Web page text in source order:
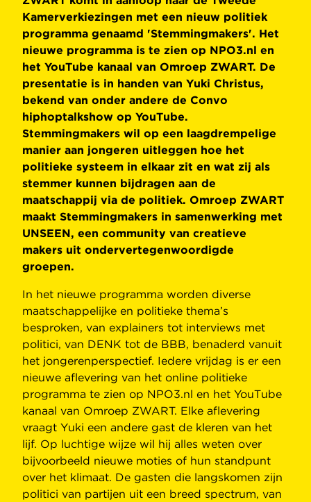
Kamerverkiezingen met een nieuw politiek
programma genaamd 'Stemmingmakers'. Het
nieuwe programma is te zien op NPO3.nl en
het YouTube kanaal van Omroep ZWART. De
presentatie is in handen van Yuki Christus,
bekend van onder andere de Convo
hiphoptalkshow op YouTube.
Stemmingmakers wil op een laagdrempelige
manier aan jongeren uitleggen hoe het
politieke systeem in elkaar zit en wat zij als
stemmer kunnen bijdragen aan de
maatschappij via de politiek. Omroep ZWART
maakt Stemmingmakers in samenwerking met
UNSEEN, een community van creatieve
makers uit ondervertegenwoordigde
groepen.
In het nieuwe programma worden diverse
maatschappelijke en politieke thema’s
besproken, van explainers tot interviews met
politici, van DENK tot de BBB, benaderd vanuit
het jongerenperspectief. Iedere vrijdag is er een
nieuwe aflevering van het online politieke
programma te zien op NPO3.nl en het YouTube
kanaal van Omroep ZWART. Elke aflevering
vraagt Yuki een andere gast de kleren van het
lijf. Op luchtige wijze wil hij alles weten over
bijvoorbeeld nieuwe moties of hun standpunt
over het klimaat. De gasten die langskomen zijn
politici van partijen uit een breed spectrum, van